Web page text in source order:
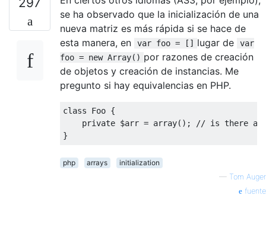
se ha observado que la inicialización de una
nueva matriz es más rápida si se hace de
esta manera, en
var foo = [] lugar de
var
foo = new Array() por razones de creación
de objetos y creación de instancias. Me
pregunto si hay equivalencias en PHP.
class Foo {
private $arr = array();
// is there
}
php arrays
initialization
— Tom Auger
fuente